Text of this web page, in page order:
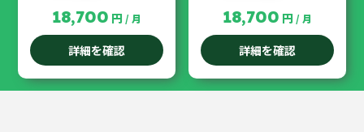
18,700 円 / 月
詳細を確認
18,700 円 / 月
詳細を確認